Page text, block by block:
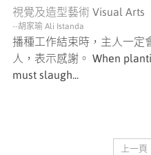
視覺及造型藝術 Visual Arts
--胡家瑜 Ali Istanda
播種工作結束時，主人一定
人，表示感謝。 When
must slaugh...
上一頁